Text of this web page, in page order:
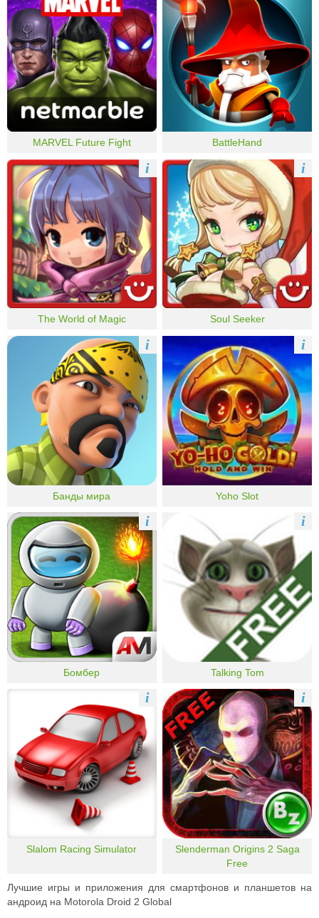
MARVEL Future Fight BattleHand
The World of Magic
i
Soul Seeker
i
Банды мира
i
Yoho Slot
i
Бомбер
i
Talking Tom
i
Slalom Racing Simulator
i
Slenderman Origins 2 Saga
Free
i
Лучшие игры и приложения для смартфонов и планшетов на
андроид на Motorola Droid 2 Global